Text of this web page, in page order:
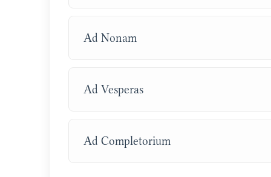
Ad Nonam
Ad Vesperas
Ad Completorium